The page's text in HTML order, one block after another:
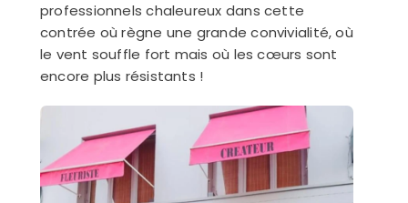
professionnels chaleureux dans cette
contrée où règne une grande convivialité, où
le vent souffle fort mais où les cœurs sont
encore plus résistants !